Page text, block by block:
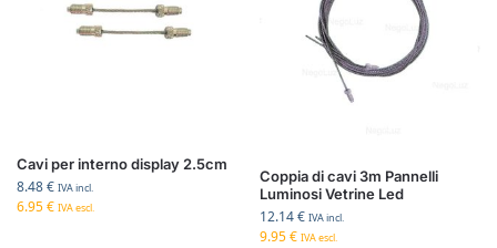
Cavi per interno display 2.5cm
8.48€ IVA incl.
6.95€ IVA escl.
Coppia di cavi 3m Pannelli
Luminosi Vetrine Led
12.14€ IVA incl.
9.95€ IVA escl.